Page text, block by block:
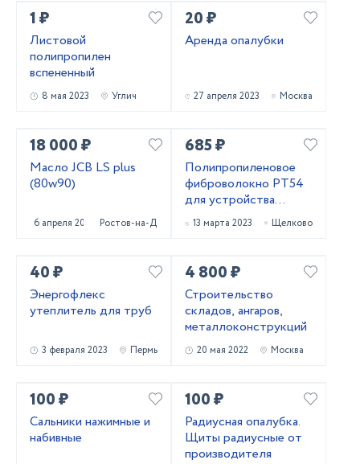
1 ₽
Листовой
полипропилен
вспененный
8 мая 2023 Углич
20 ₽
Аренда опалубки
27 апреля 2023 Москва
18 000 ₽
Масло JCB LS plus
(80w90)
6 апреля 2023 Ростов-на-Дону
685 ₽
Полипропиленовое
фиброволокно РТ54
для устройства
паркингов со склада в
Москве
13 марта 2023 Щелково
40 ₽
Энергофлекс
утеплитель для труб
3 февраля 2023 Пермь
4 800 ₽
Строительство
складов, ангаров,
металлоконструкций
20 мая 2022 Москва
100 ₽
Сальники нажимные и
набивные
100 ₽
Радиусная опалубка.
Щиты радиусные от
производителя